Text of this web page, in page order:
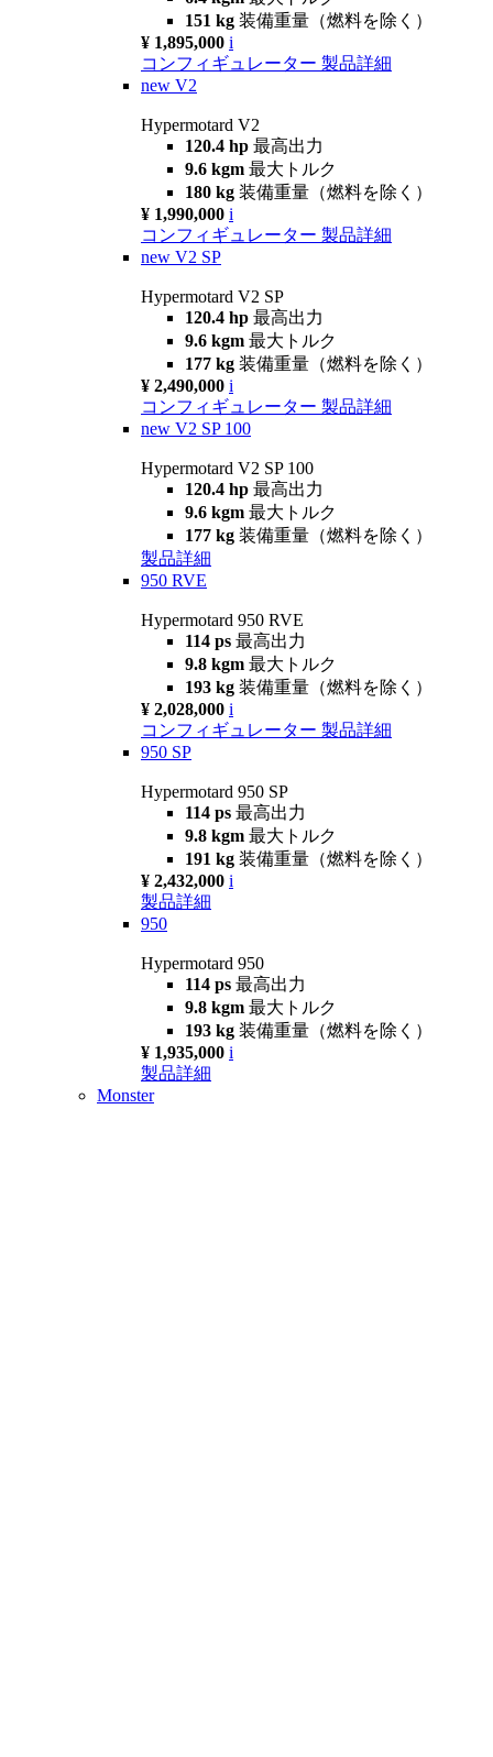
151 kg 装備重量（燃料を除く）
¥ 1,895,000 i
コンフィギュレーター 製品詳細
new V2
Hypermotard V2
120.4 hp 最高出力
9.6 kgm 最大トルク
180 kg 装備重量（燃料を除く）
¥ 1,990,000 i
コンフィギュレーター 製品詳細
new V2 SP
Hypermotard V2 SP
120.4 hp 最高出力
9.6 kgm 最大トルク
177 kg 装備重量（燃料を除く）
¥ 2,490,000 i
コンフィギュレーター 製品詳細
new V2 SP 100
Hypermotard V2 SP 100
120.4 hp 最高出力
9.6 kgm 最大トルク
177 kg 装備重量（燃料を除く）
製品詳細
950 RVE
Hypermotard 950 RVE
114 ps 最高出力
9.8 kgm 最大トルク
193 kg 装備重量（燃料を除く）
¥ 2,028,000 i
コンフィギュレーター 製品詳細
950 SP
Hypermotard 950 SP
114 ps 最高出力
9.8 kgm 最大トルク
191 kg 装備重量（燃料を除く）
¥ 2,432,000 i
製品詳細
950
Hypermotard 950
114 ps 最高出力
9.8 kgm 最大トルク
193 kg 装備重量（燃料を除く）
¥ 1,935,000 i
製品詳細
Monster